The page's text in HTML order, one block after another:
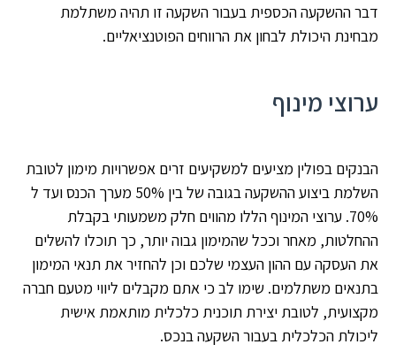
דבר ההשקעה הכספית בעבור השקעה זו תהיה משתלמת
מבחינת היכולת לבחון את הרווחים הפוטנציאליים.
ערוצי מינוף
הבנקים בפולין מציעים למשקיעים זרים אפשרויות מימון לטובת
השלמת ביצוע ההשקעה בגובה של בין 50% מערך הכנס ועד ל
70%. ערוצי המינוף הללו מהווים חלק משמעותי בקבלת
ההחלטות, מאחר וככל שהמימון גבוה יותר, כך תוכלו להשלים
את העסקה עם ההון העצמי שלכם וכן להחזיר את תנאי המימון
בתנאים משתלמים. שימו לב כי אתם מקבלים ליווי מטעם חברה
מקצועית, לטובת יצירת תוכנית כלכלית מותאמת אישית
ליכולת הכלכלית בעבור השקעה בנכס.